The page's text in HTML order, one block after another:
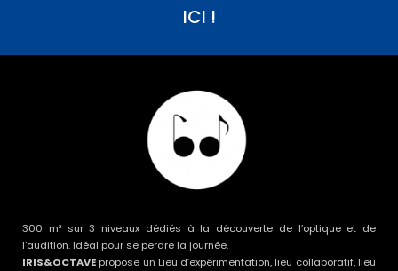
ICI !
300 m² sur 3 niveaux dédiés à la découverte de l’optique et de
l’audition. Idéal pour se perdre la journée.
IRIS&OCTAVE propose un Lieu d’expérimentation, lieu collaboratif, lieu